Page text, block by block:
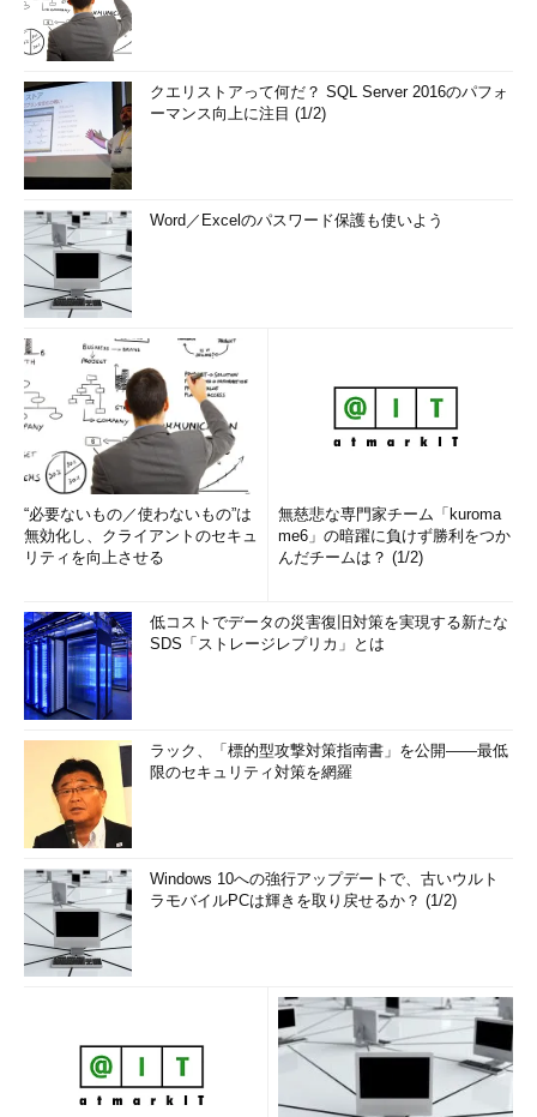
クエリストアって何だ？ SQL Server 2016のパフォ
ーマンス向上に注目 (1/2)
Word／Excelのパスワード保護も使いよう
“必要ないもの／使わないもの”は
無効化し、クライアントのセキュ
リティを向上させる
無慈悲な専門家チーム「kuroma
me6」の暗躍に負けず勝利をつか
んだチームは？ (1/2)
低コストでデータの災害復旧対策を実現する新たな
SDS「ストレージレプリカ」とは
ラック、「標的型攻撃対策指南書」を公開――最低
限のセキュリティ対策を網羅
Windows 10への強行アップデートで、古いウルト
ラモバイルPCは輝きを取り戻せるか？ (1/2)